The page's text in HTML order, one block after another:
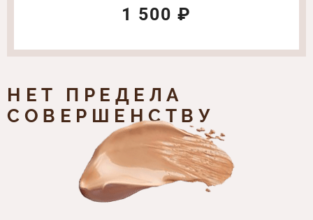
1 500 ₽
НЕТ ПРЕДЕЛА
СОВЕРШЕНСТВУ